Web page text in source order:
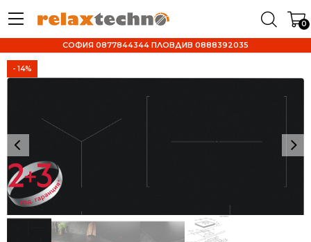
0
СОФИЯ 0877844344 ПЛОВДИВ 0888392035
- 14%